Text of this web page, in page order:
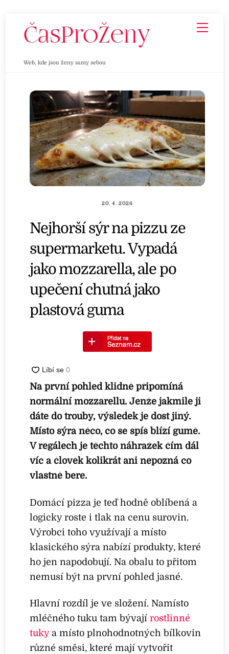
Web, kde jsou ženy samy sebou
20. 4. 2026
Nejhorší sýr na pizzu ze
supermarketu. Vypadá
jako mozzarella, ale po
upečení chutná jako
plastová guma
Na první pohled klidně připomíná
normální mozzarellu. Jenže jakmile ji
dáte do trouby, výsledek je dost jiný.
Místo sýra něco, co se spíš blíží gumě.
V regálech je těchto náhražek čím dál
víc a člověk kolikrát ani nepozná co
vlastně bere.
Domácí pizza je teď hodně oblíbená a
logicky roste i tlak na cenu surovin.
Výrobci toho využívají a místo
klasického sýra nabízí produkty, které
ho jen napodobují. Na obalu to přitom
nemusí být na první pohled jasné.
Hlavní rozdíl je ve složení. Namísto
mléčného tuku tam bývajírostlinné
tukya místo plnohodnotných bílkovin
různé směsi, které mají vytvořit